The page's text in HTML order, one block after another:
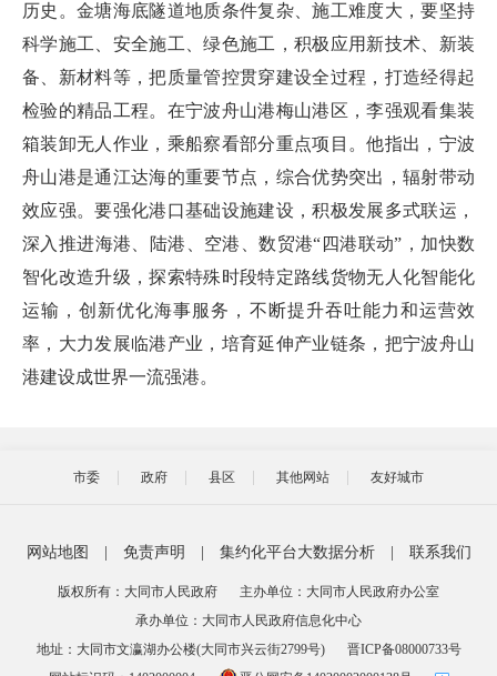
历史。金塘海底隧道地质条件复杂、施工难度大，要坚持
科学施工、安全施工、绿色施工，积极应用新技术、新装
备、新材料等，把质量管控贯穿建设全过程，打造经得起
检验的精品工程。在宁波舟山港梅山港区，李强观看集装
箱装卸无人作业，乘船察看部分重点项目。他指出，宁波
舟山港是通江达海的重要节点，综合优势突出，辐射带动
效应强。要强化港口基础设施建设，积极发展多式联运，
深入推进海港、陆港、空港、数贸港“四港联动”，加快数
智化改造升级，探索特殊时段特定路线货物无人化智能化
运输，创新优化海事服务，不断提升吞吐能力和运营效
率，大力发展临港产业，培育延伸产业链条，把宁波舟山
港建设成世界一流强港。
市委 政府 县区 其他网站 友好城市
网站地图 免责声明 集约化平台大数据分析 联系我们
版权所有：大同市人民政府
主办单位：大同市人民政府办公室
承办单位：大同市人民政府信息化中心
地址：大同市文瀛湖办公楼(大同市兴云街2799号)
晋ICP备08000733号